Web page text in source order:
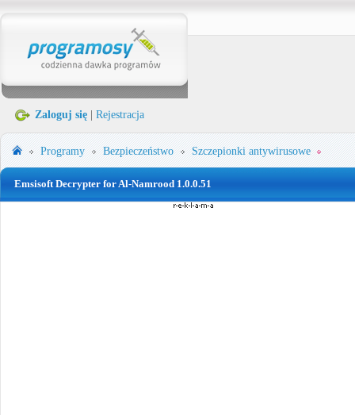
Zaloguj się Rejestracja
Programy Bezpieczeństwo Szczepionki antywirusowe
Emsisoft Decrypter for Al-Namrood 1.0.0.51